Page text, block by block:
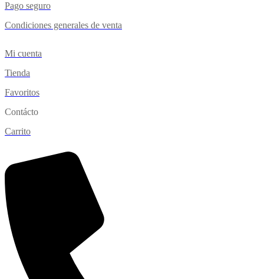
Pago seguro
Condiciones generales de venta
Mi cuenta
Tienda
Favoritos
Contácto
Carrito